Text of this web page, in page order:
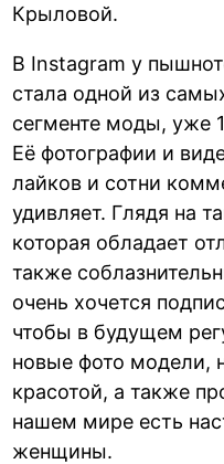
Крыловой.
В Instagram у
стала одной из
сегменте моды, уже
Её фотографии и
лайков и сотни
удивляет. Глядя на
которая обладает
также
очень хочется
чтобы в будущем
новые фото модели,
красотой, а также
нашем мире есть
женщины.